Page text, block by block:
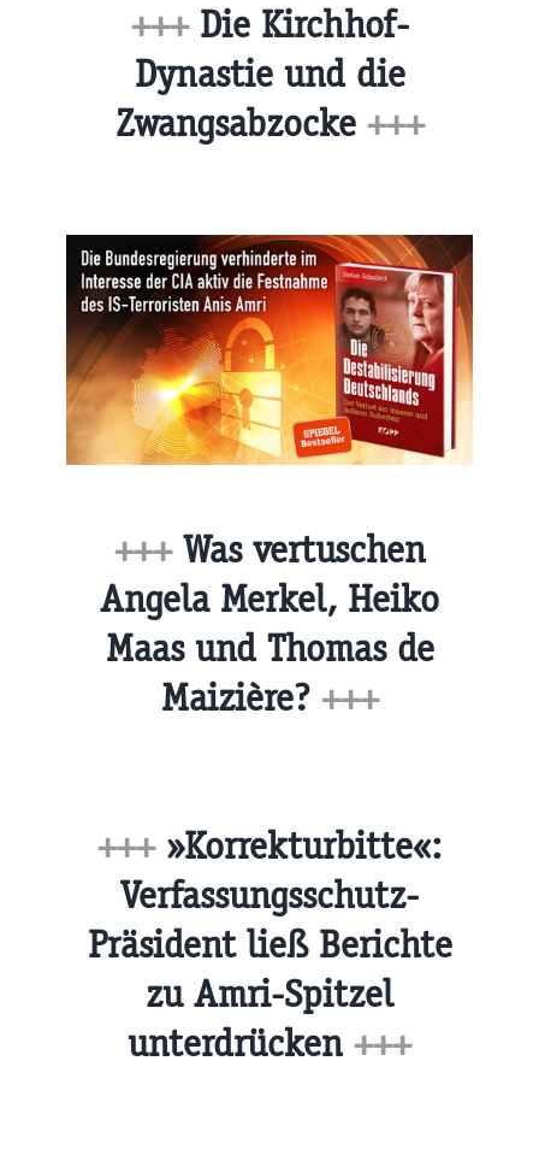
+++ Die Kirchhof-
Dynastie und die
Zwangsabzocke +++
+++ Was vertuschen
Angela Merkel, Heiko
Maas und Thomas de
Maizière? +++
+++ »Korrekturbitte«:
Verfassungsschutz-
Präsident ließ Berichte
zu Amri-Spitzel
unterdrücken +++